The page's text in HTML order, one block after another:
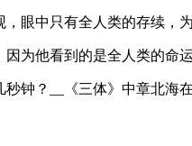
眼中只有全人类的存续，
为他看到的是全人类的命运